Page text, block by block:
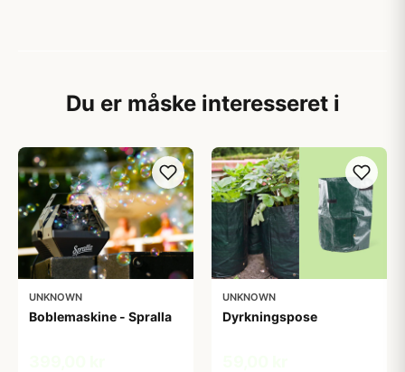
Du er måske interesseret i
UNKNOWN
Boblemaskine - Spralla
UNKNOWN
Dyrkningspose